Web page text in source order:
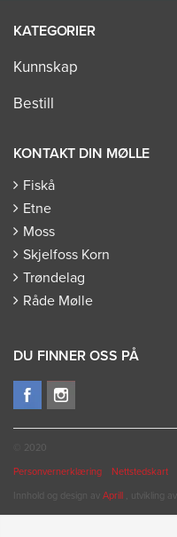
KATEGORIER
Kunnskap
Bestill
KONTAKT DIN MØLLE
Fiskå
Etne
Moss
Skjelfoss Korn
Trøndelag
Råde Mølle
DU FINNER OSS PÅ
© 2020
Personvernerklæring Nettstedskart
Innhold og design av Aprill , utvikling av